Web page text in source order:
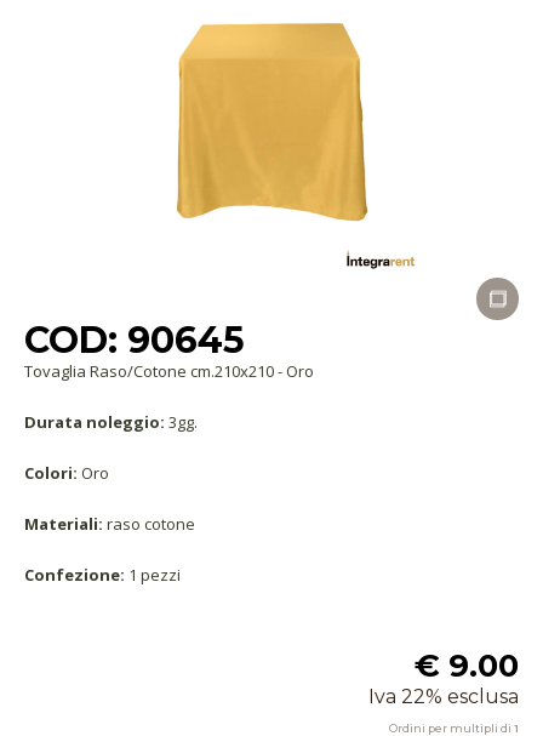
COD: 90645
Tovaglia Raso/Cotone cm.210x210 - Oro
Durata noleggio: 3gg.
Colori: Oro
Materiali: raso cotone
Confezione: 1 pezzi
€ 9.00
Iva 22% esclusa
Ordini per multipli di 1